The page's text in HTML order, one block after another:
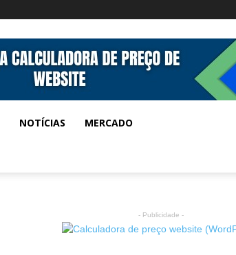
NOTÍCIAS MERCADO
- Publicidade -